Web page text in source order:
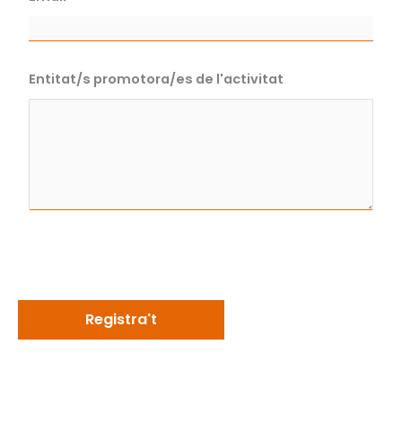
Entitat/s promotora/es de l'activitat